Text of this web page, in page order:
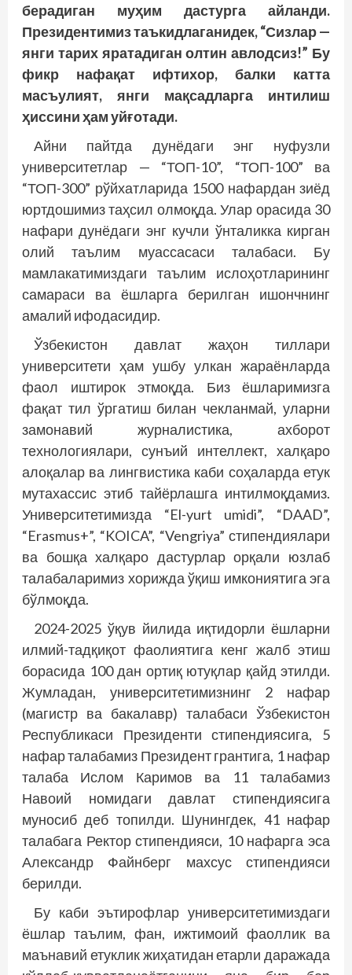
берадиган муҳим дастурга айланди.
Президентимиз таъкидлаганидек, “Сизлар —
янги тарих яратадиган олтин авлодсиз!” Бу
фикр нафақат ифтихор, балки катта
масъулият, янги мақсадларга интилиш
ҳиссини ҳам уйғотади.
Айни пайтда дунёдаги энг нуфузли
университетлар — “ТОП-10”, “ТОП-100” ва
“ТОП-300” рўйхатларида 1500 нафардан зиёд
юртдошимиз таҳсил олмоқда. Улар орасида 30
нафари дунёдаги энг кучли ўнталикка кирган
олий таълим муассасаси талабаси. Бу
мамлакатимиздаги таълим ислоҳотларининг
самараси ва ёшларга берилган ишончнинг
амалий ифодасидир.
Ўзбекистон давлат жаҳон тиллари
университети ҳам ушбу улкан жараёнларда
фаол иштирок этмоқда. Биз ёшларимизга
фақат тил ўргатиш билан чекланмай, уларни
замонавий журналистика, ахборот
технологиялари, сунъий интеллект, халқаро
алоқалар ва лингвистика каби соҳаларда етук
мутахассис этиб тайёрлашга интилмоқдамиз.
Университетимизда “El-yurt umidi”, “DAAD”,
“Erasmus+”, “KOICA”, “Vengriya” стипендиялари
ва бошқа халқаро дастурлар орқали юзлаб
талабаларимиз хорижда ўқиш имкониятига эга
бўлмоқда.
2024-2025 ўқув йилида иқтидорли ёшларни
илмий-тадқиқот фаолиятига кенг жалб этиш
борасида 100 дан ортиқ ютуқлар қайд этилди.
Жумладан, университетимизнинг 2 нафар
(магистр ва бакалавр) талабаси Ўзбекистон
Республикаси Президенти стипендиясига, 5
нафар талабамиз Президент грантига, 1 нафар
талаба Ислом Каримов ва 11 талабамиз
Навоий номидаги давлат стипендиясига
муносиб деб топилди. Шунингдек, 41 нафар
талабага Ректор стипендияси, 10 нафарга эса
Александр Файнберг махсус стипендияси
берилди.
Бу каби эътирофлар университетимиздаги
ёшлар таълим, фан, ижтимоий фаоллик ва
маънавий етуклик жиҳатидан етарли даражада